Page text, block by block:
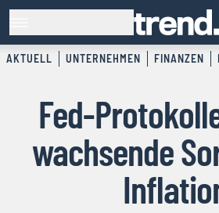
AKTUELL UNTERNEHMEN FINANZEN
Fed-
wachsende